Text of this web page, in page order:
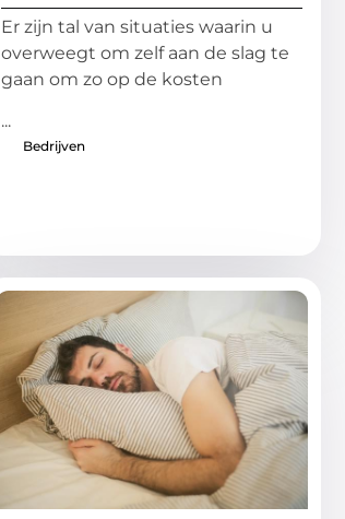
Er zijn tal van situaties waarin u
overweegt om zelf aan de slag te
gaan om zo op de kosten
...
Bedrijven